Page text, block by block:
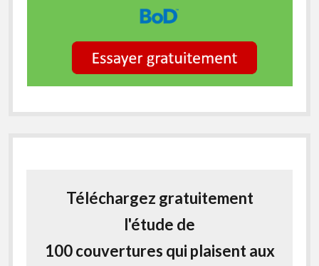
Téléchargez gratuitement
l'étude de
100 couvertures qui plaisent aux